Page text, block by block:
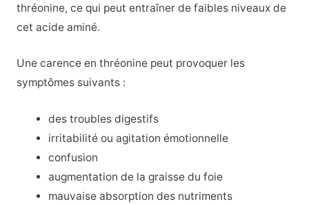
thréonine, ce qui peut entraîner de faibles niveaux de
cet acide aminé.
Une carence en thréonine peut provoquer les
symptômes suivants :
des troubles digestifs
irritabilité ou agitation émotionnelle
confusion
augmentation de la graisse du foie
mauvaise absorption des nutriments